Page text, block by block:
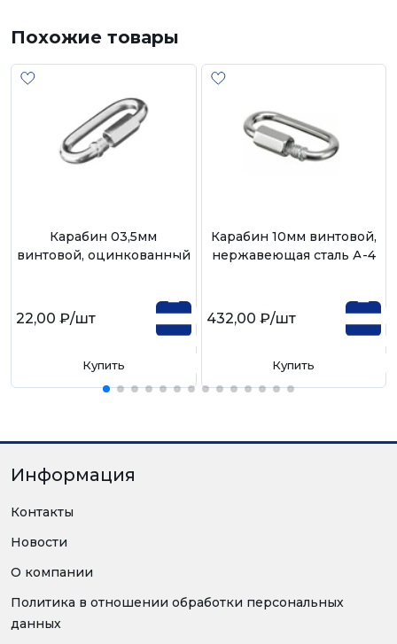
Похожие товары
Карабин 03,5мм
винтовой, оцинкованный
22,00 ₽/шт
Купить
Карабин 10мм винтовой,
нержавеющая сталь А-4
432,00 ₽/шт
Купить
Информация
Контакты
Новости
О компании
Политика в отношении обработки персональных
данных